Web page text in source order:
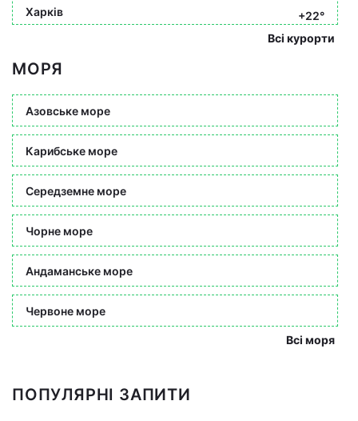
Харків
+22°
Всі курорти
МОРЯ
Азовське море
Карибське море
Середземне море
Чорне море
Андаманське море
Червоне море
Всі моря
ПОПУЛЯРНІ ЗАПИТИ